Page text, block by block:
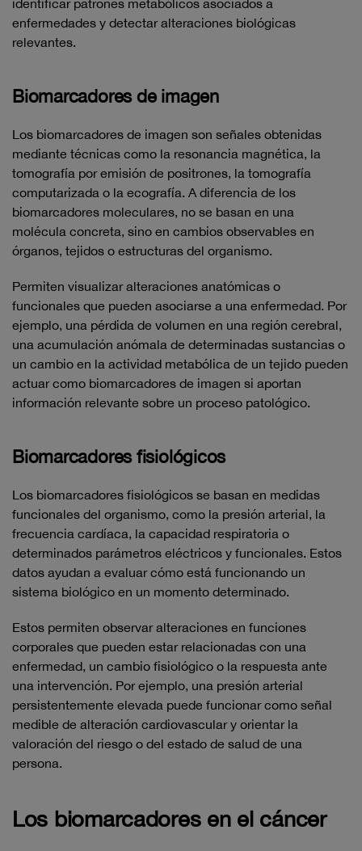
identificar patrones metabólicos asociados a
enfermedades y detectar alteraciones biológicas
relevantes.
Biomarcadores de imagen
Los biomarcadores de imagen son señales obtenidas
mediante técnicas como la resonancia magnética, la
tomografía por emisión de positrones, la tomografía
computarizada o la ecografía. A diferencia de los
biomarcadores moleculares, no se basan en una
molécula concreta, sino en cambios observables en
órganos, tejidos o estructuras del organismo.
Permiten visualizar alteraciones anatómicas o
funcionales que pueden asociarse a una enfermedad. Por
ejemplo, una pérdida de volumen en una región cerebral,
una acumulación anómala de determinadas sustancias o
un cambio en la actividad metabólica de un tejido pueden
actuar como biomarcadores de imagen si aportan
información relevante sobre un proceso patológico.
Biomarcadores fisiológicos
Los biomarcadores fisiológicos se basan en medidas
funcionales del organismo, como la presión arterial, la
frecuencia cardíaca, la capacidad respiratoria o
determinados parámetros eléctricos y funcionales. Estos
datos ayudan a evaluar cómo está funcionando un
sistema biológico en un momento determinado.
Estos permiten observar alteraciones en funciones
corporales que pueden estar relacionadas con una
enfermedad, un cambio fisiológico o la respuesta ante
una intervención. Por ejemplo, una presión arterial
persistentemente elevada puede funcionar como señal
medible de alteración cardiovascular y orientar la
valoración del riesgo o del estado de salud de una
persona.
Los biomarcadores en el cáncer